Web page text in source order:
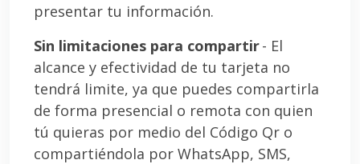
presentar tu información.
Sin limitaciones para compartir- El
alcance y efectividad de tu tarjeta no
tendrá limite, ya que puedes compartirla
de forma presencial o remota con quien
tú quieras por medio del Código Qr o
compartiéndola por WhatsApp, SMS,